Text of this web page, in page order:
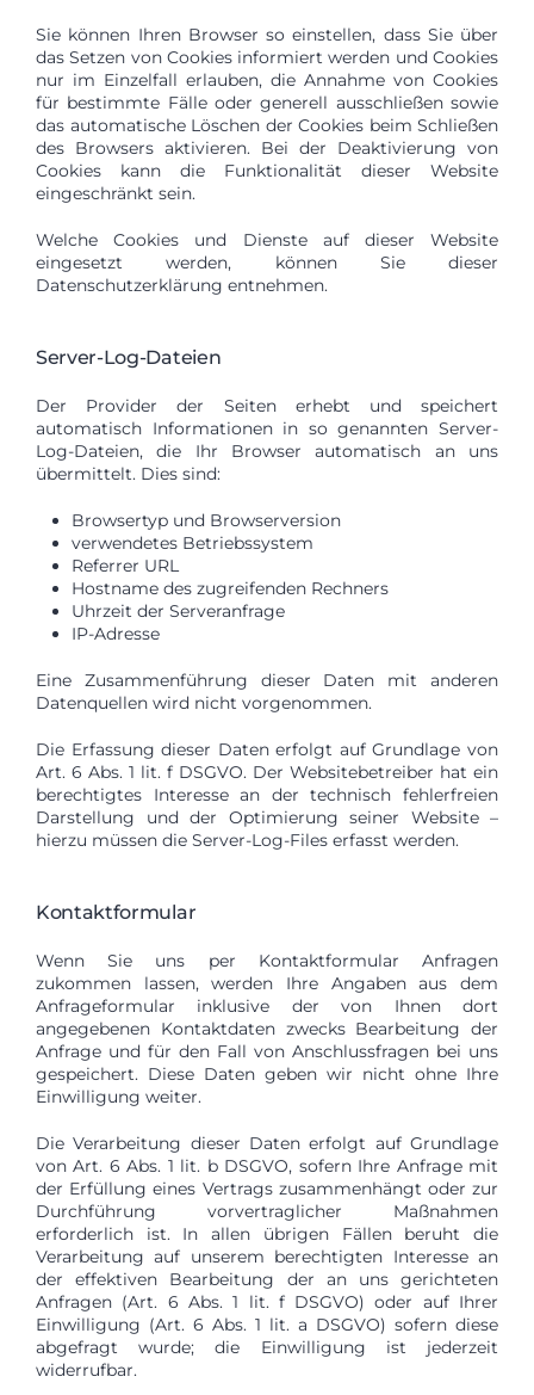
Sie können Ihren Browser so einstellen, dass Sie über
das Setzen von Cookies informiert werden und Cookies
nur im Einzelfall erlauben, die Annahme von Cookies
für bestimmte Fälle oder generell ausschließen sowie
das automatische Löschen der Cookies beim Schließen
des Browsers aktivieren. Bei der Deaktivierung von
Cookies kann die Funktionalität dieser Website
eingeschränkt sein.
Welche Cookies und Dienste auf dieser Website
eingesetzt werden, können Sie dieser
Datenschutzerklärung entnehmen.
Server-Log-Dateien
Der Provider der Seiten erhebt und speichert
automatisch Informationen in so genannten Server-
Log-Dateien, die Ihr Browser automatisch an uns
übermittelt. Dies sind:
Browsertyp und Browserversion
verwendetes Betriebssystem
Referrer URL
Hostname des zugreifenden Rechners
Uhrzeit der Serveranfrage
IP-Adresse
Eine Zusammenführung dieser Daten mit anderen
Datenquellen wird nicht vorgenommen.
Die Erfassung dieser Daten erfolgt auf Grundlage von
Art. 6 Abs. 1 lit. f DSGVO. Der Websitebetreiber hat ein
berechtigtes Interesse an der technisch fehlerfreien
Darstellung und der Optimierung seiner Website –
hierzu müssen die Server-Log-Files erfasst werden.
Kontaktformular
Wenn Sie uns per Kontaktformular Anfragen
zukommen lassen, werden Ihre Angaben aus dem
Anfrageformular inklusive der von Ihnen dort
angegebenen Kontaktdaten zwecks Bearbeitung der
Anfrage und für den Fall von Anschlussfragen bei uns
gespeichert. Diese Daten geben wir nicht ohne Ihre
Einwilligung weiter.
Die Verarbeitung dieser Daten erfolgt auf Grundlage
von Art. 6 Abs. 1 lit. b DSGVO, sofern Ihre Anfrage mit
der Erfüllung eines Vertrags zusammenhängt oder zur
Durchführung vorvertraglicher Maßnahmen
erforderlich ist. In allen übrigen Fällen beruht die
Verarbeitung auf unserem berechtigten Interesse an
der effektiven Bearbeitung der an uns gerichteten
Anfragen (Art. 6 Abs. 1 lit. f DSGVO) oder auf Ihrer
Einwilligung (Art. 6 Abs. 1 lit. a DSGVO) sofern diese
abgefragt wurde; die Einwilligung ist jederzeit
widerrufbar.